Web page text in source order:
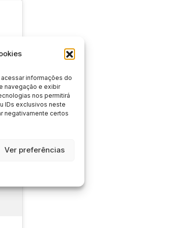
informações do
navegação e exibir
nos permitirá
IDs exclusivos neste
negativamente certos
Ver preferências